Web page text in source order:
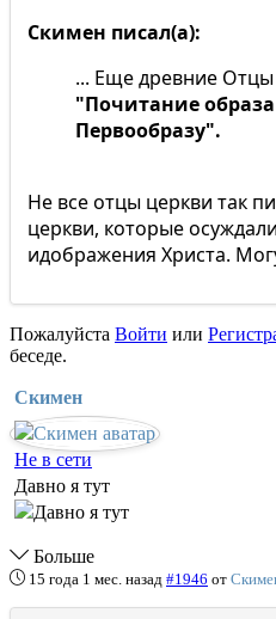
Скимен писал(а):
... Еще древние
"Почитание
Первообразу".
Не все отцы церкви так
церкви, которые
идображения Христа.
Пожалуйста Войти или
беседе.
Скимен
Не в сети
Давно я тут
Больше
15 года 1 мес. назад #1946 от